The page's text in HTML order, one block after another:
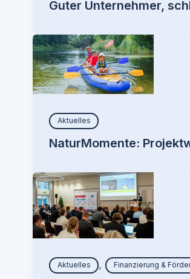
Guter Unternehmer,
Aktuelles
NaturMomente:
Aktuelles , Finanzierung &